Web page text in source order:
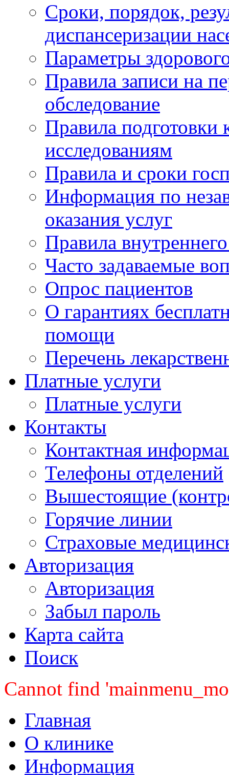
Сроки, порядок,
диспансеризации
Параметры
Правила записи на
обследование
Правила подготовки
исследованиям
Правила и сроки
Информация по
оказания услуг
Правила
Часто задаваемые
Опрос пациентов
О гарантиях
помощи
Перечень
Платные услуги
Платные услуги
Контакты
Контактная
Телефоны отделений
Вышестоящие
Горячие линии
Страховые
Авторизация
Авторизация
Забыл пароль
Карта сайта
Поиск
Cannot find
Главная
О клинике
Информация